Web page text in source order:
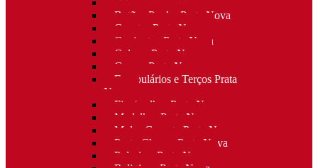
Brincos Prata Nova
Botões Punho Prata Nova
Canetas Prata Nova
Conjuntos Prata Nova
Colares Prata Nova
Cruzes Prata Nova
Escapulários e Terços Prata
Nova
Fios/malhas Prata Nova
Medalhas Prata Nova
Molas Gravata Prata Nova
Porta-Chaves Prata Nova
Pulseiras Prata Nova